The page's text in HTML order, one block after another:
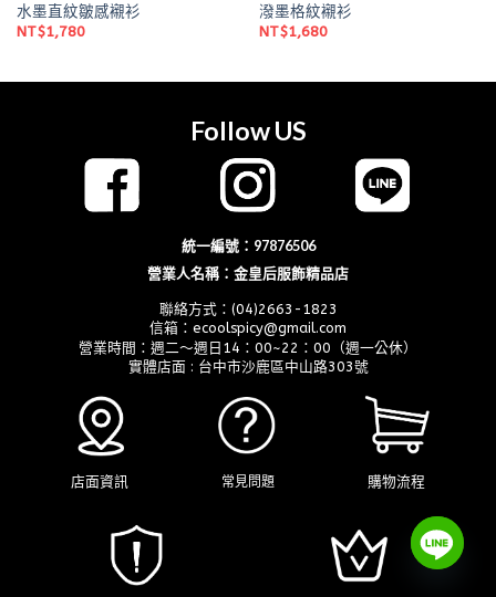
水墨直紋皺感襯衫
NT$1,780
潑墨格紋襯衫
NT$1,680
Follow US
統一編號：97876506
營業人名稱：金皇后服飾精品店
聯絡方式：(04)2663-1823
信箱：ecoolspicy@gmail.com
營業時間：週二～週日14：00~22：00（週一公休）
實體店面 : 台中市沙鹿區中山路303號
店面資訊 常見問題 購物流程